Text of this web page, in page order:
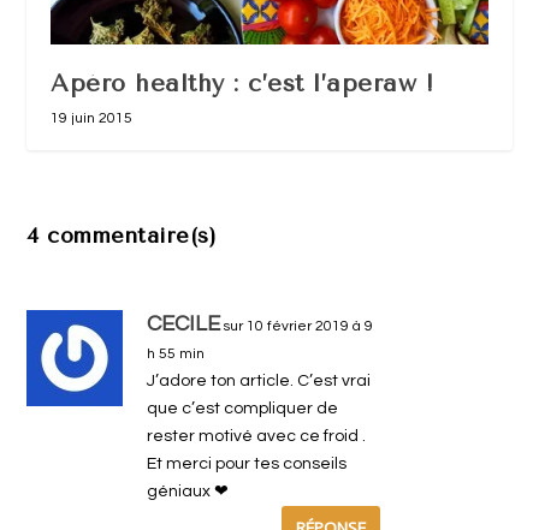
Apéro healthy : c’est l’aperaw !
19 juin 2015
4 commentaire(s)
CECILE sur 10 février 2019 à 9
h 55 min
J’adore ton article. C’est vrai
que c’est compliquer de
rester motivé avec ce froid .
Et merci pour tes conseils
géniaux ❤